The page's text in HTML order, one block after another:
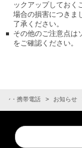
ックアップしておく
場合の損害につきま
了承ください。
その他のご注意点は
をご確認ください。
ン・携帯電話 お知らせ
Conduct
a